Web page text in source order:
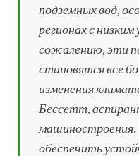
подземных вод,
регионах с
сожалению, эти
становятся все
изменения
Бессетт,
обеспечить